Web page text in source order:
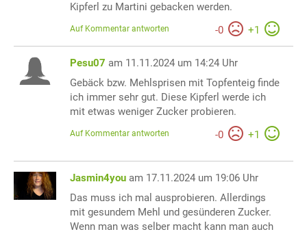
Kipferl zu Martini gebacken werden.
-0 +1
Auf Kommentar antworten
Pesu07 am 11.11.2024 um 14:24 Uhr
Gebäck bzw. Mehlsprisen mit Topfenteig finde
ich immer sehr gut. Diese Kipferl werde ich
mit etwas weniger Zucker probieren.
-0 +1
Auf Kommentar antworten
Jasmin4you am 17.11.2024 um 19:06 Uhr
Das muss ich mal ausprobieren. Allerdings
mit gesundem Mehl und gesünderen Zucker.
Wenn man was selber macht kann man auch